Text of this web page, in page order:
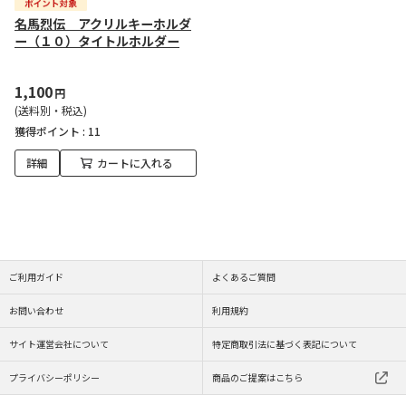
名馬烈伝 アクリルキーホルダ
ー（１０）タイトルホルダー
1,100円
(送料別・税込)
獲得ポイント : 11
詳細 カートに入れる
ご利用ガイド よくあるご質問
お問い合わせ 利用規約
サイト運営会社について 特定商取引法に基づく表記について
プライバシーポリシー 商品のご提案はこちら